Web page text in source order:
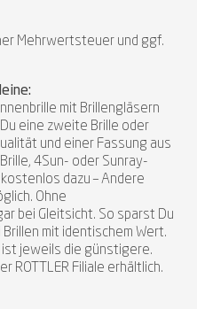
Mehrwertsteuer und ggf.
mit Brillengläsern
eine zweite Brille oder
und einer Fassung aus
4Sun- oder Sunray-
dazu – Andere
Ohne
bei Gleitsicht. So sparst Du
mit identischem Wert.
jeweils die günstigere.
ROTTLER Filiale erhältlich.